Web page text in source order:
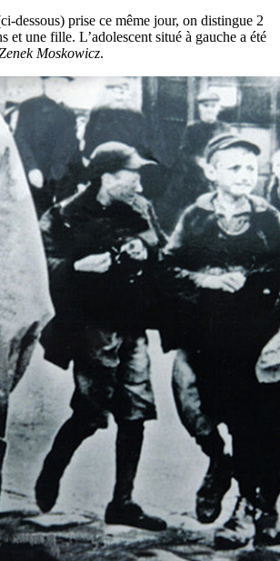
dessous) prise ce même jour, on distingue 2
et une fille. L’adolescent situé à gauche a été
Moskowicz.